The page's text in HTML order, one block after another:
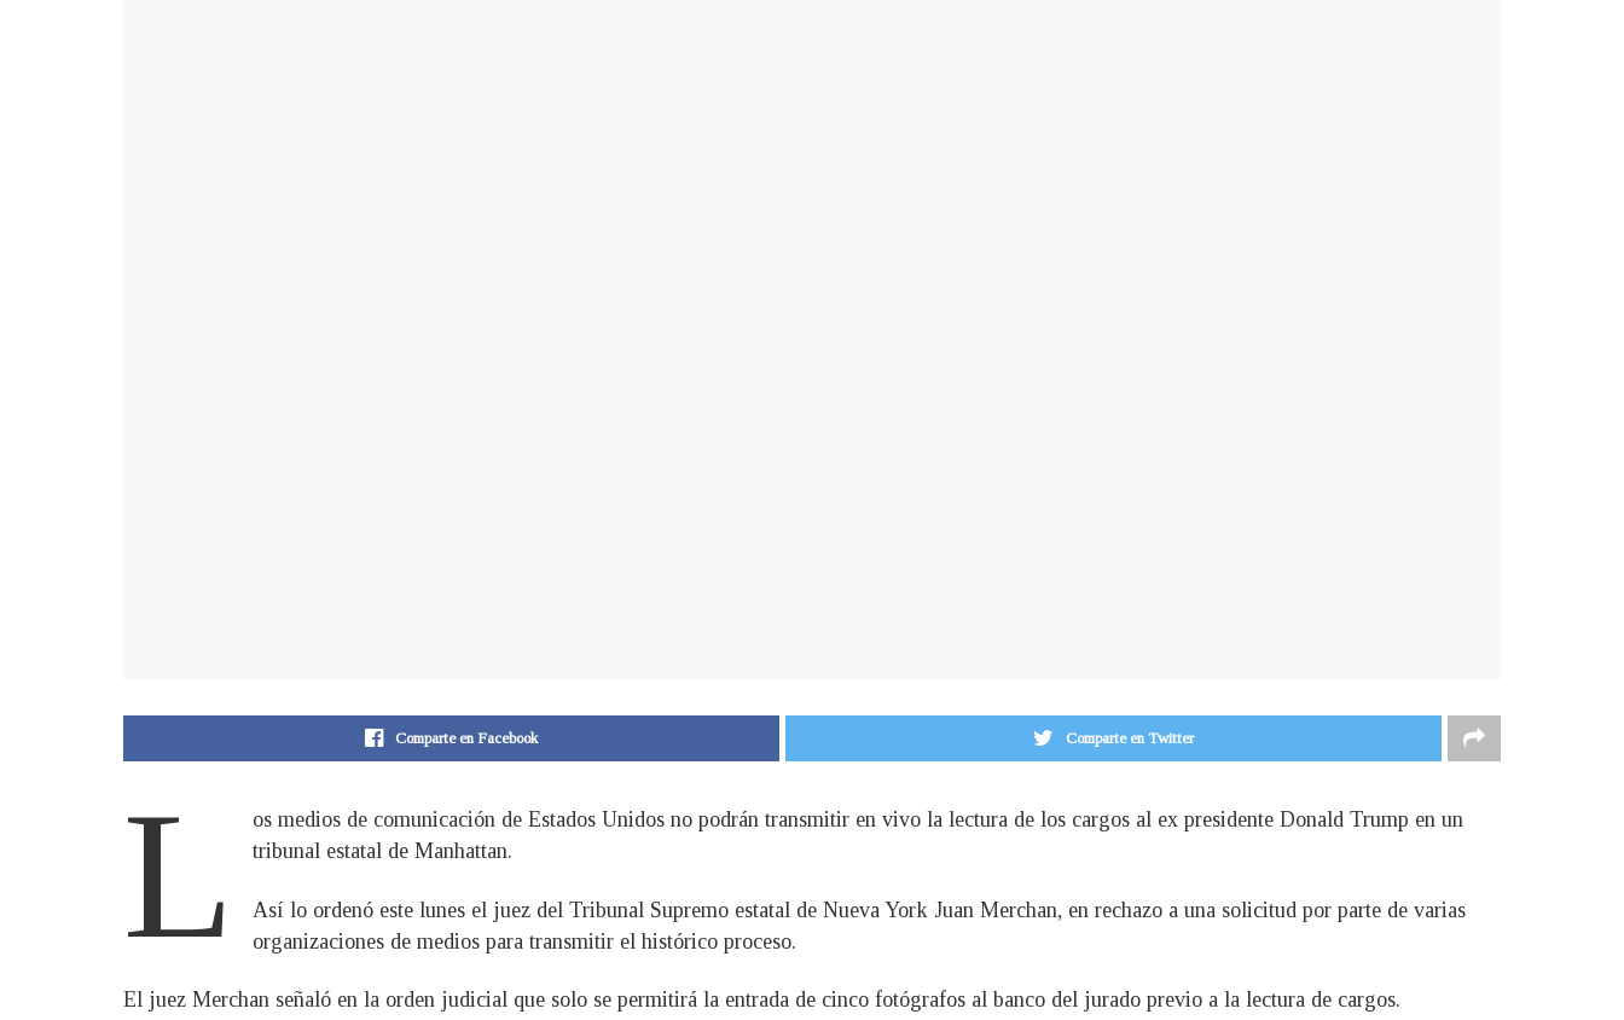
Comparte en Facebook Comparte en Twitter
L
os medios de comunicación de Estados Unidos no podrán transmitir en vivo la lectura de los cargos al ex presidente Donald Trump en un
tribunal estatal de Manhattan.
Así lo ordenó este lunes el juez del Tribunal Supremo estatal de Nueva York Juan Merchan, en rechazo a una solicitud por parte de varias
organizaciones de medios para transmitir el histórico proceso.
El juez Merchan señaló en la orden judicial que solo se permitirá la entrada de cinco fotógrafos al banco del jurado previo a la lectura de cargos.